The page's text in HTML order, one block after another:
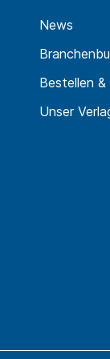
News
Bestellen &
Unser